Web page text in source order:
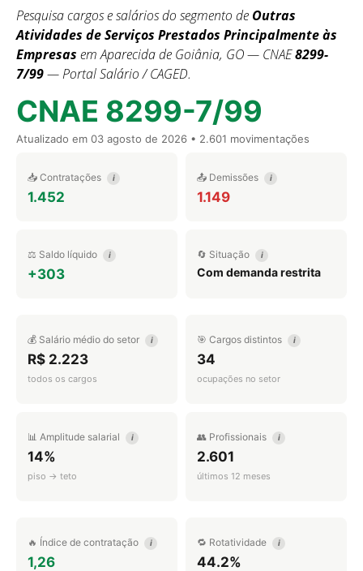
Pesquisa cargos e salários do segmento de Outras
Atividades de Serviços Prestados Principalmente às
Empresas em Aparecida de Goiânia, GO — CNAE8299-
7/99— Portal Salário / CAGED.
CNAE 8299-7/99
Atualizado em 03 agosto de 2026 • 2.601 movimentações
📥 Contratações i
1.452
📤 Demissões i
1.149
⚖️ Saldo líquido i
+303
🔄 Situação i
Com demanda restrita
💰 Salário médio do setor i
R$ 2.223
todos os cargos
🎯 Cargos distintos i
34
ocupações no setor
📊 Amplitude salarial i
14%
piso → teto
👥 Profissionais i
2.601
últimos 12 meses
🔥 Índice de contratação i
1,26
🔁 Rotatividade i
44.2%